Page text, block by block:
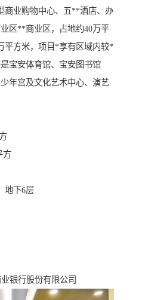
商业购物中心、五**酒店、办
区**商业区，占地约40万平
平方米，项目*享有区域内较*
宝安体育馆、宝安图书馆
年宫及文化艺术中心、演艺
方
地下6层
银行股份有限公司